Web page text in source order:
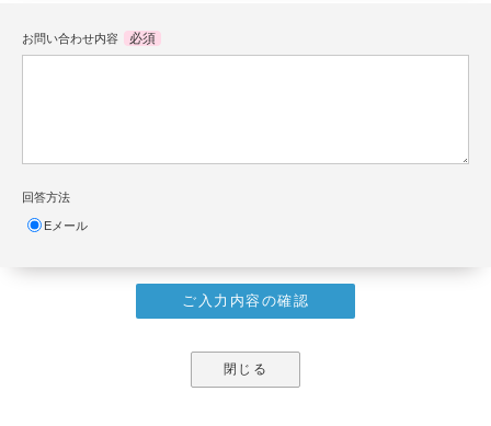
お問い合わせ内容 必須
回答方法
Eメール